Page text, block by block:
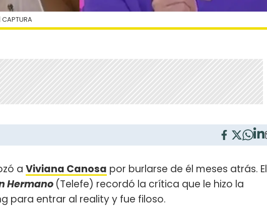
| CAPTURA
a Viviana Canosa por burlarse de él meses atrás. El
Hermano (Telefe) recordó la crítica que le hizo la
para entrar al reality y fue filoso.